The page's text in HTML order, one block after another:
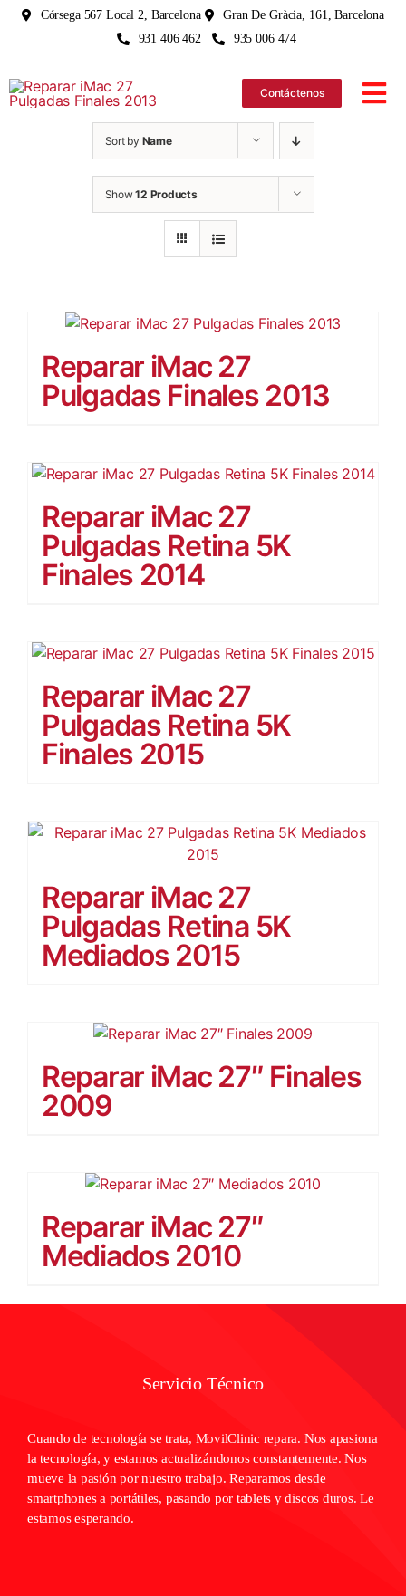
Skip
Córsega 567 Local 2, Barcelona
Gran De Gràcia, 161, Barcelona
931 406 462
935 006 474
Contáctenos
Sort by Name
Show12 Products
Reparar iMac 27
Pulgadas Finales 2013
Reparar iMac 27
Pulgadas Retina 5K
Finales 2014
Reparar iMac 27
Pulgadas Retina 5K
Finales 2015
Reparar iMac 27
Pulgadas Retina 5K
Mediados 2015
Reparar iMac 27″ Finales
2009
Reparar iMac 27″
Mediados 2010
Servicio Técnico
Cuando de tecnología se trata, MovilClinic repara. Nos apasiona
la tecnología, y estamos actualizándonos constantemente. Nos
mueve la pasión por nuestro trabajo. Reparamos desde
smartphones a portátiles, pasando por tablets y discos duros. Le
estamos esperando.